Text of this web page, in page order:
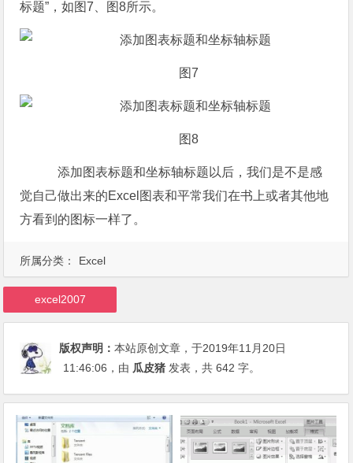
标题”，如图7、图8所示。
图7
图8
添加图表标题和坐标轴标题以后，我们是不是感
觉自己做出来的Excel图表和平常我们在书上或者其他地
方看到的图标一样了。
所属分类： Excel
excel2007
版权声明：本站原创文章，于2019年11月20日
11:46:06 ，由 瓜皮猪 发表，共 642 字。